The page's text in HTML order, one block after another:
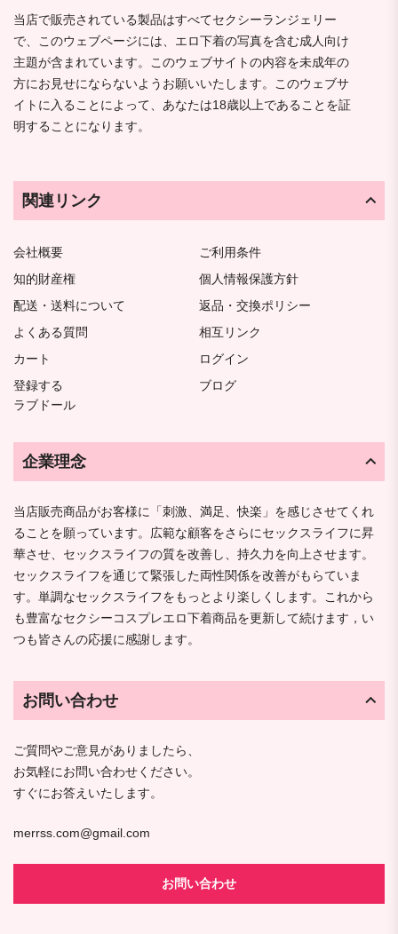
当店で販売されている製品はすべてセクシーランジェリー
で、このウェブページには、エロ下着の写真を含む成人向け
主題が含まれています。このウェブサイトの内容を未成年の
方にお見せにならないようお願いいたします。このウェブサ
イトに入ることによって、あなたは18歳以上であることを証
明することになります。
関連リンク
会社概要
ご利用条件
知的財産権
個人情報保護方針
配送・送料について
返品・交換ポリシー
よくある質問
相互リンク
カート
ログイン
登録する
ブログ
ラブドール
企業理念
当店販売商品がお客様に「刺激、満足、快楽」を感じさせてくれ
ることを願っています。広範な顧客をさらにセックスライフに昇
華させ、セックスライフの質を改善し、持久力を向上させます。
セックスライフを通じて緊張した両性関係を改善がもらていま
す。単調なセックスライフをもっとより楽しくします。これから
も豊富なセクシーコスプレエロ下着商品を更新して続けます，い
つも皆さんの応援に感謝します。
お問い合わせ
ご質問やご意見がありましたら、
お気軽にお問い合わせください。
すぐにお答えいたします。
merrss.com@gmail.com
お問い合わせ